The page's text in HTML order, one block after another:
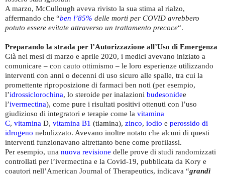
A marzo, McCullough aveva rivisto la sua stima al rialzo,
affermando che “ben l’85% delle morti per COVID avrebbero
potuto essere evitate attraverso un trattamento precoce“.
Preparando la strada per l’Autorizzazione all’Uso di Emergenza
Già nei mesi di marzo e aprile 2020, i medici avevano iniziato a
comunicare – con cauto ottimismo – le loro esperienze utilizzando
interventi con anni o decenni di uso sicuro alle spalle, tra cui la
promettente riproposizione di farmaci ben noti (per esempio,
l’idrossiclorochina, lo steroide per inalazioni budesonidee
l’ivermectina), come pure i risultati positivi ottenuti con l’uso
giudizioso di integratori e terapie come la vitamina
C, vitamina D, vitamina B1 (tiamina), zinco, iodio e perossido di
idrogeno nebulizzato. Avevano inoltre notato che alcuni di questi
interventi funzionavano altrettanto bene come profilassi.
Per esempio, una nuova revisione delle prove di studi randomizzati
controllati per l’ivermectina e la Covid-19, pubblicata da Kory e
coautori nell’American Journal of Therapeutics, indicava “grandi